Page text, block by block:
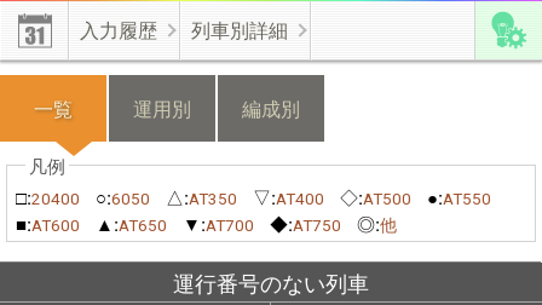
【編成付加情報】
有効･無効化時の不具合修正しました。上書き
更新した情報を無効化した場合は、無効化操作前の情報が有効と
なります。
具合フォームよりご連絡ください。
≪位置情報の有効化≫端末の許可設定とﾌﾞﾗｳｻﾞの許可設定が必
入力履歴 列車別詳細
一覧 運用別 編成別
□:20400 ○:6050 △:AT350 ▽:AT400 ◇:AT500 ●:AT550
■:AT600 ▲:AT650 ▼:AT700 ◆:AT750 ◎:他
運行番号のない列車